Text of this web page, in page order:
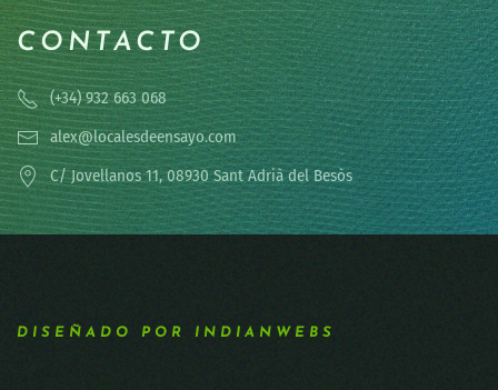
CONTACTO
(+34) 932 663 068
alex@localesdeensayo.com
C/ Jovellanos 11, 08930 Sant Adrià del Besòs
DISEÑADO POR INDIANWEBS